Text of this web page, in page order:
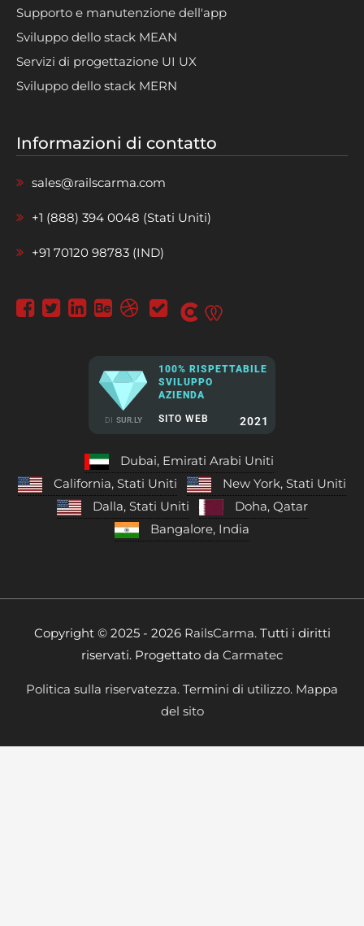
Supporto e manutenzione dell'app
Sviluppo dello stack MEAN
Servizi di progettazione UI UX
Sviluppo dello stack MERN
Informazioni di contatto
sales@railscarma.com
+1 (888) 394 0048 (Stati Uniti)
+91 70120 98783 (IND)
DI SUR.LY
100% RISPETTABILE
SVILUPPO
AZIENDA
SITO WEB 2021
Dubai, Emirati Arabi Uniti
California, Stati Uniti
New York, Stati Uniti
Dalla, Stati Uniti
Doha, Qatar
Bangalore, India
Copyright © 2025 - 2026 RailsCarma.Tutti i diritti
riservati. Progettato da Carmatec
Politica sulla riservatezza. Termini di utilizzo. Mappa
del sito